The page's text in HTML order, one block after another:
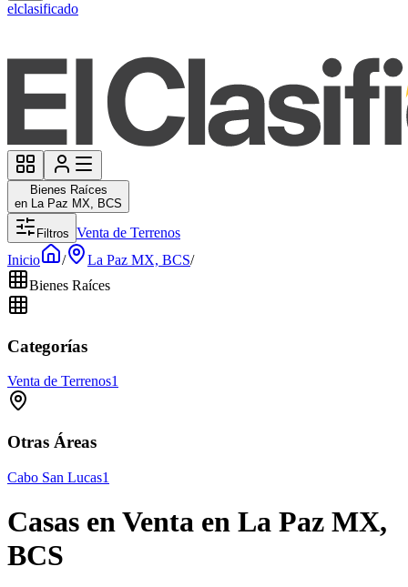
elclasificado
Bienes Raíces
en La Paz MX, BCS
Filtros Venta de Terrenos
Inicio
/ La Paz MX, BCS/
Bienes Raíces
Categorías
Venta de Terrenos1
Otras Áreas
Cabo San Lucas1
Casas en Venta en La Paz MX,
BCS